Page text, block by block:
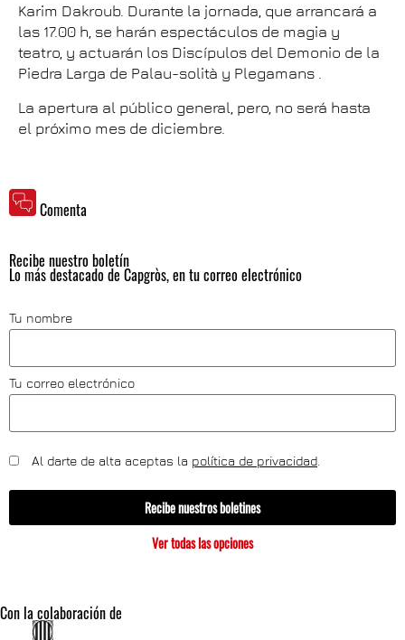
Karim Dakroub. Durante la jornada, que arrancará a
las 17.00 h, se harán espectáculos de magia y
teatro, y actuarán los Discípulos del Demonio de la
Piedra Larga de Palau-solità y Plegamans .
La apertura al público general, pero, no será hasta
el próximo mes de diciembre.
Comenta
Recibe nuestro boletín
Lo más destacado de Capgròs, en tu correo electrónico
Tu nombre
Tu correo electrónico
Al darte de alta aceptas la política de privacidad
Recibe nuestros boletines
Ver todas las opciones
Con la colaboración de